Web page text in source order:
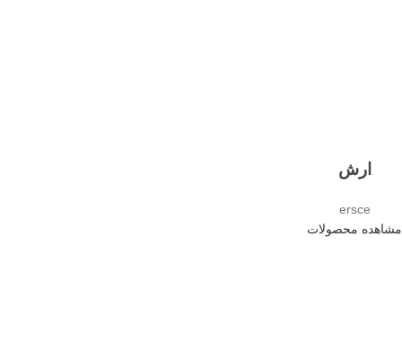
ارش
ersce
مشاهده محصولات